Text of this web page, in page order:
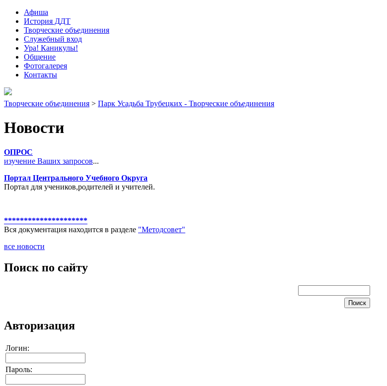
Афиша
История ДДТ
Творческие объединения
Служебный вход
Ура! Каникулы!
Общение
Фотогалерея
Контакты
Творческие объединения > Парк Усадьба Трубецких - Творческие объединения
Новости
ОПРОС
изучение Ваших запросов...
Портал Центрального Учебного Округа
Портал для учеников,родителей и учителей.
*********************
Вся документация находится в разделе "Методсовет"
все новости
Поиск по сайту
Авторизация
Логин:
Пароль: